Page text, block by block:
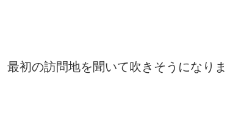
最初の訪問地を聞いて吹きそうになりま